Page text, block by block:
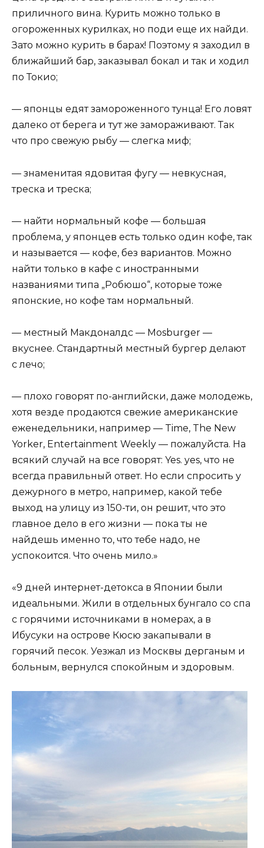
приличного вина. Курить можно только в
огороженных курилках, но поди еще их найди.
Зато можно курить в барах! Поэтому я заходил в
ближайший бар, заказывал бокал и так и ходил
по Токио;
— японцы едят замороженного тунца! Его ловят
далеко от берега и тут же замораживают. Так
что про свежую рыбу — слегка миф;
— знаменитая ядовитая фугу — невкусная,
треска и треска;
— найти нормальный кофе — большая
проблема, у японцев есть только один кофе, так
и называется — кофе, без вариантов. Можно
найти только в кафе с иностранными
названиями типа „Робюшо“, которые тоже
японские, но кофе там нормальный.
— местный Макдоналдс — Mosburger —
вкуснее. Стандартный местный бургер делают
с лечо;
— плохо говорят по-английски, даже молодежь,
хотя везде продаются свежие американские
еженедельники, например — Time, The New
Yorker, Entertainment Weekly — пожалуйста. На
всякий случай на все говорят: Yes. yes, что не
всегда правильный ответ. Но если спросить у
дежурного в метро, например, какой тебе
выход на улицу из 150-ти, он решит, что это
главное дело в его жизни — пока ты не
найдешь именно то, что тебе надо, не
успокоится. Что очень мило.»
«9 дней интернет-детокса в Японии были
идеальными. Жили в отдельных бунгало со спа
с горячими источниками в номерах, а в
Ибусуки на острове Кюсю закапывали в
горячий песок. Уезжал из Москвы дерганым и
больным, вернулся спокойным и здоровым.